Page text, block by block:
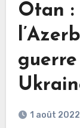
Otan :
1 août 2022